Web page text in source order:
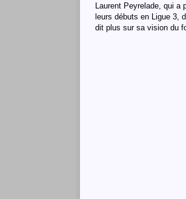
Laurent Peyrelade, qui a
leurs débuts en Ligue 3,
dit plus sur sa vision du